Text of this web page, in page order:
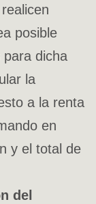
posible
dicha
la
a la renta
en
y el total de
del